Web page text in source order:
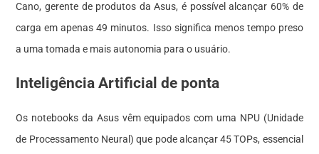
Cano, gerente de produtos da Asus, é possível alcançar 60% de
carga em apenas 49 minutos. Isso significa menos tempo preso
a uma tomada e mais autonomia para o usuário.
Inteligência Artificial de ponta
Os notebooks da Asus vêm equipados com uma NPU (Unidade
de Processamento Neural) que pode alcançar 45 TOPs, essencial